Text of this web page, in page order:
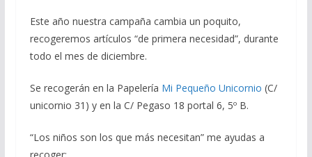
Este año nuestra campaña cambia un poquito,
recogeremos artículos “de primera necesidad”, durante
todo el mes de diciembre.
Se recogerán en la Papelería Mi Pequeño Unicornio (C/
unicornio 31) y en la C/ Pegaso 18 portal 6, 5º B.
“Los niños son los que más necesitan” me ayudas a
recoger: